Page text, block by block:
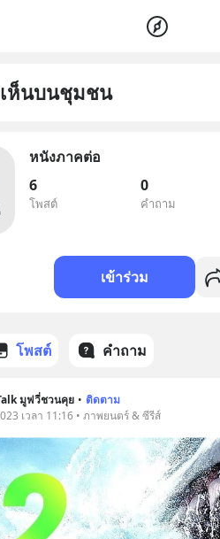
ห็นบนชุมชน
หนังภาคต่อ
6
โพสต์
0
คำถาม
เข้าร่วม
โพสต์ คำถาม
มูฟวี่ชวนคุย • ติดตาม
เวลา 11:16 • ภาพยนตร์ & ซีรีส์